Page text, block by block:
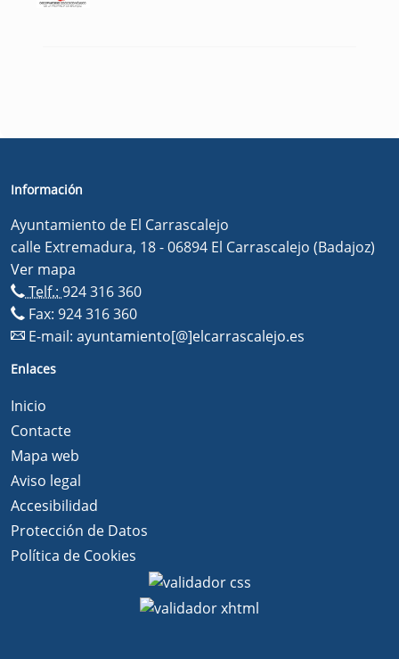
Información
Ayuntamiento de El Carrascalejo
calle Extremadura, 18 - 06894 El Carrascalejo (Badajoz)
Ver mapa
Telf.: 924 316 360
Fax: 924 316 360
E-mail: ayuntamiento[@]elcarrascalejo.es
Enlaces
Inicio
Contacte
Mapa web
Aviso legal
Accesibilidad
Protección de Datos
Política de Cookies